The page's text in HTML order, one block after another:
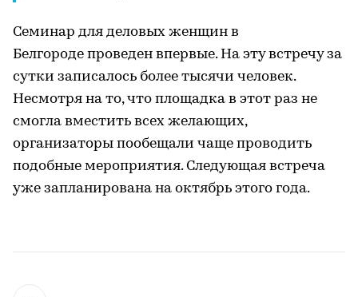
Семинар для деловых женщин в
Белгороде проведен впервые. На эту встречу за
сутки записалось более тысячи человек.
Несмотря на то, что площадка в этот раз не
смогла вместить всех желающих,
организаторы пообещали чаще проводить
подобные мероприятия. Следующая встреча
уже запланирована на октябрь этого года.